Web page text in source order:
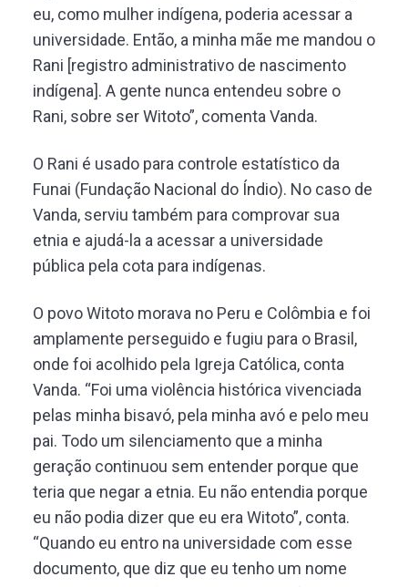
eu, como mulher indígena, poderia acessar a
universidade. Então, a minha mãe me mandou o
Rani [registro administrativo de nascimento
indígena]. A gente nunca entendeu sobre o
Rani, sobre ser Witoto”, comenta Vanda.
O Rani é usado para controle estatístico da
Funai (Fundação Nacional do Índio). No caso de
Vanda, serviu também para comprovar sua
etnia e ajudá-la a acessar a universidade
pública pela cota para indígenas.
O povo Witoto morava no Peru e Colômbia e foi
amplamente perseguido e fugiu para o Brasil,
onde foi acolhido pela Igreja Católica, conta
Vanda. “Foi uma violência histórica vivenciada
pelas minha bisavó, pela minha avó e pelo meu
pai. Todo um silenciamento que a minha
geração continuou sem entender porque que
teria que negar a etnia. Eu não entendia porque
eu não podia dizer que eu era Witoto”, conta.
“Quando eu entro na universidade com esse
documento, que diz que eu tenho um nome